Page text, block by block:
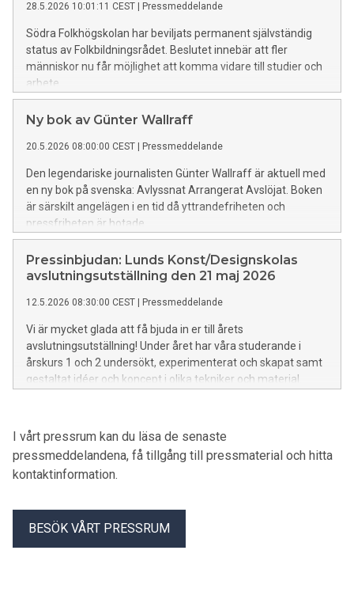
28.5.2026 10:01:11 CEST Pressmeddelande
Södra Folkhögskolan har beviljats permanent självständig
status av Folkbildningsrådet. Beslutet innebär att fler
människor nu får möjlighet att komma vidare till studier och
arbete.
Ny bok av Günter Wallraff
20.5.2026 08:00:00 CEST Pressmeddelande
Den legendariske journalisten Günter Wallraff är aktuell med
en ny bok på svenska: Avlyssnat Arrangerat Avslöjat. Boken
är särskilt angelägen i en tid då yttrandefriheten och
pressfriheten är hotade.
Pressinbjudan: Lunds Konst/Designskolas
avslutningsutställning den 21 maj 2026
12.5.2026 08:30:00 CEST Pressmeddelande
Vi är mycket glada att få bjuda in er till årets
avslutningsutställning! Under året har våra studerande i
årskurs 1 och 2 undersökt, experimenterat och skapat samt
gestaltat idéer och koncept i olika tekniker och material.
skaparglädje. Vi ser fram emot att träffa er på vernissagen!
I vårt pressrum kan du läsa de senaste
pressmeddelandena, få tillgång till pressmaterial och hitta
kontaktinformation.
BESÖK VÅRT PRESSRUM